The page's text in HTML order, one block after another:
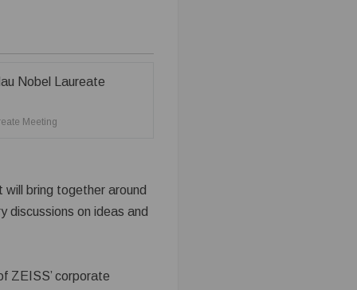
Meeting
bring together around
discussions on ideas and
ZEISS’ corporate